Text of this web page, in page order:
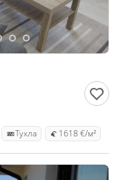
Тухла 1618 €/м²